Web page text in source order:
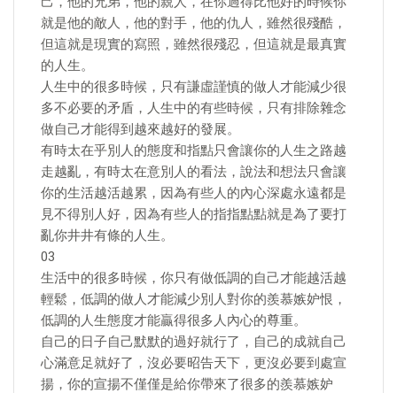
就是他的敵人，他的對手，他的仇人，雖然很殘酷，
但這就是現實的寫照，雖然很殘忍，但這就是最真實
的人生。
人生中的很多時候，只有謙虛謹慎的做人才能減少很
多不必要的矛盾，人生中的有些時候，只有排除雜念
做自己才能得到越來越好的發展。
有時太在乎別人的態度和指點只會讓你的人生之路越
走越亂，有時太在意別人的看法，說法和想法只會讓
你的生活越活越累，因為有些人的內心深處永遠都是
見不得別人好，因為有些人的指指點點就是為了要打
亂你井井有條的人生。
03
生活中的很多時候，你只有做低調的自己才能越活越
輕鬆，低調的做人才能減少別人對你的羨慕嫉妒恨，
低調的人生態度才能贏得很多人內心的尊重。
自己的日子自己默默的過好就行了，自己的成就自己
心滿意足就好了，沒必要昭告天下，更沒必要到處宣
揚，你的宣揚不僅僅是給你帶來了很多的羨慕嫉妒